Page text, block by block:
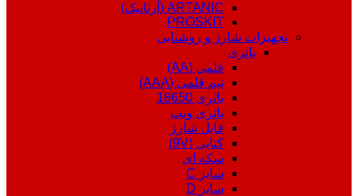
ARTANIC (آرتانیک)
PROSKIT
تجهیزات شارژ و روشنایی
باتری
قلمی (AA)
نیم قلمی (AAA)
باتری 18650
باتری ویپ
قابل شارژ
کتابی (9V)
سکه ای
سایز C
سایز D